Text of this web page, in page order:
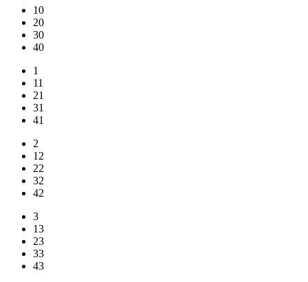
10
20
30
40
1
11
21
31
41
2
12
22
32
42
3
13
23
33
43